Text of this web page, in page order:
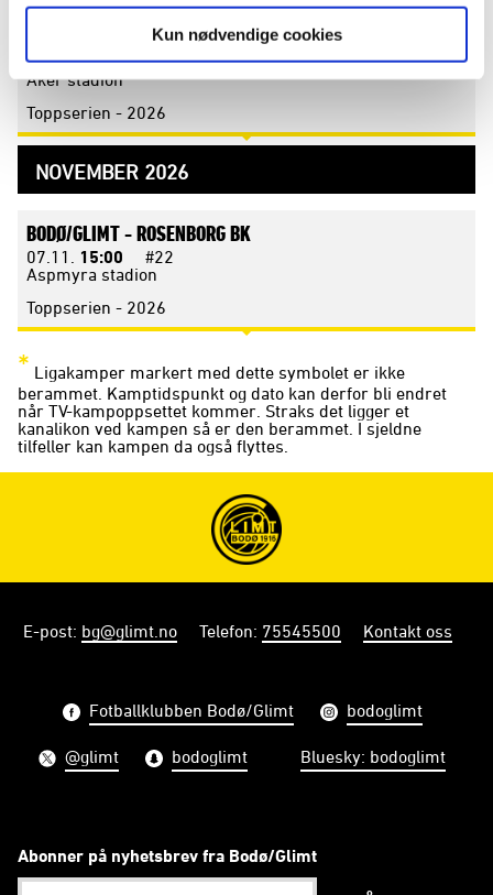
Kun nødvendige cookies
BODØ/GLIMT
31.10. 15:00
#21
Aker stadion
Toppserien - 2026
NOVEMBER 2026
BODØ/GLIMT -ROSENBORG BK
07.11. 15:00
#22
Aspmyra stadion
Toppserien - 2026
* Ligakamper markert med dette symbolet er ikke
berammet. Kamptidspunkt og dato kan derfor bli endret
når TV-kampoppsettet kommer. Straks det ligger et
kanalikon ved kampen så er den berammet. I sjeldne
tilfeller kan kampen da også flyttes.
E-post: bg@glimt.no Telefon: 75545500 Kontakt oss
Fotballklubben Bodø/Glimt bodoglimt
@glimt bodoglimt Bluesky: bodoglimt
Abonner på nyhetsbrev fra Bodø/Glimt